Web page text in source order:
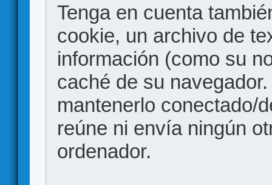
Tenga en cuenta
cookie, un archivo de
información (como su
caché de su
mantenerlo conectado/
reúne ni envía ningún
ordenador.